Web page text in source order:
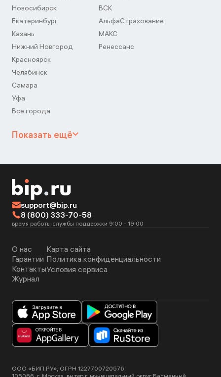
Новосибирск
Екатеринбург
Казань
Нижний Новгород
Красноярск
Челябинск
Самара
Уфа
Все города
ВСК
АльфаСтрахование
МАКС
Ренессанс
Показать ещё
support@bip.ru
8 (800) 333-70-58
время работы службы поддержки 9:00 - 19:00
О нас
Гарантии
Контакты
Журнал
Карта сайта
Политика конфиденциальности
Условия сервиса
ООО «БИП.РУ», ОГРН 1227700720576.